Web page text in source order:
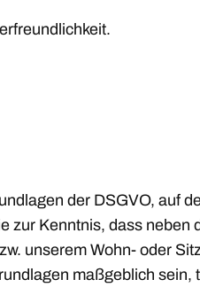
der DSGVO, auf
zur Kenntnis, dass neben
unserem Wohn- oder
maßgeblich sein,